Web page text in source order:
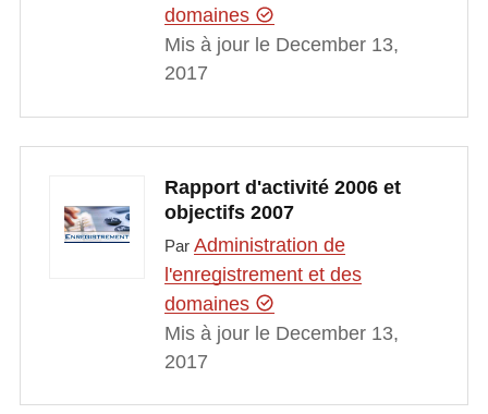
domaines
Mis à jour le December 13,
2017
Rapport d'activité 2006 et
objectifs 2007
Par Administration de
l'enregistrement et des
domaines
Mis à jour le December 13,
2017